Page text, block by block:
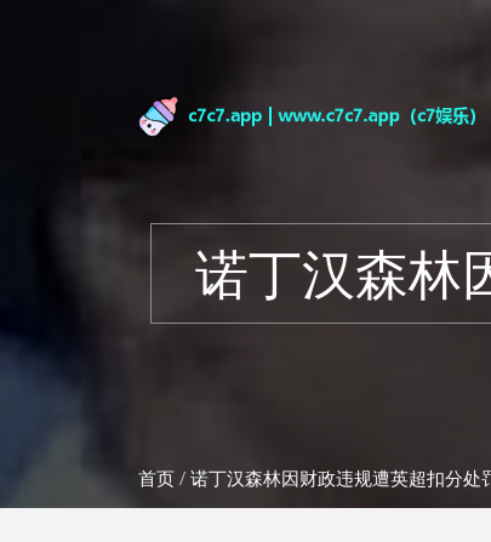
诺丁汉森林
首页 / 诺丁汉森林因财政违规遭英超扣分处